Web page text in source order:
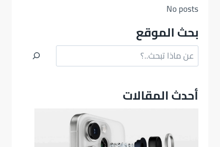
No posts
بحث الموقع
البحث
أحدث المقالات